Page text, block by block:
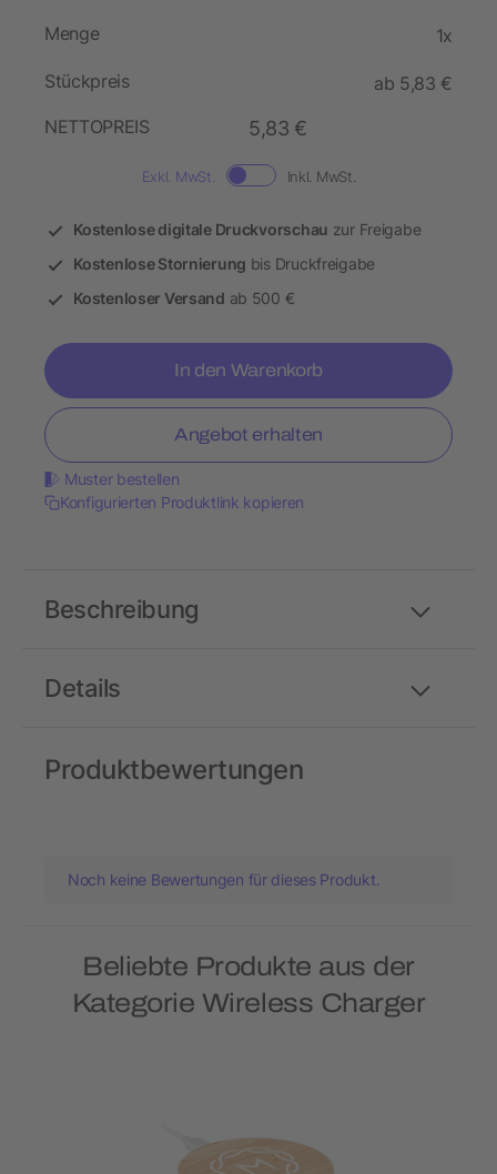
Menge 1x
Stückpreis
ab 5,83 €
NETTOPREIS
5,83 €
Exkl. MwSt. Inkl. MwSt.
Kostenlose digitale Druckvorschau zur Freigabe
Kostenlose Stornierung bis Druckfreigabe
Kostenloser Versand ab 500 €
In den Warenkorb
Angebot erhalten
Muster bestellen
Konfigurierten Produktlink kopieren
Details
Beschreibung
Produktbewertungen
Noch keine Bewertungen für dieses Produkt.
Beliebte Produkte aus der
Kategorie Wireless Charger